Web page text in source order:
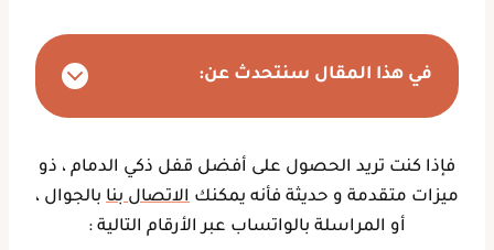
في هذا المقال سنتحدث عن:
فإذا كنت تريد الحصول على أفضل قفل ذكي الدمام ، ذو
ميزات متقدمة و حديثة فأنه يمكنك الاتصال بنا بالجوال ،
أو المراسلة بالواتساب عبر الأرقام التالية :